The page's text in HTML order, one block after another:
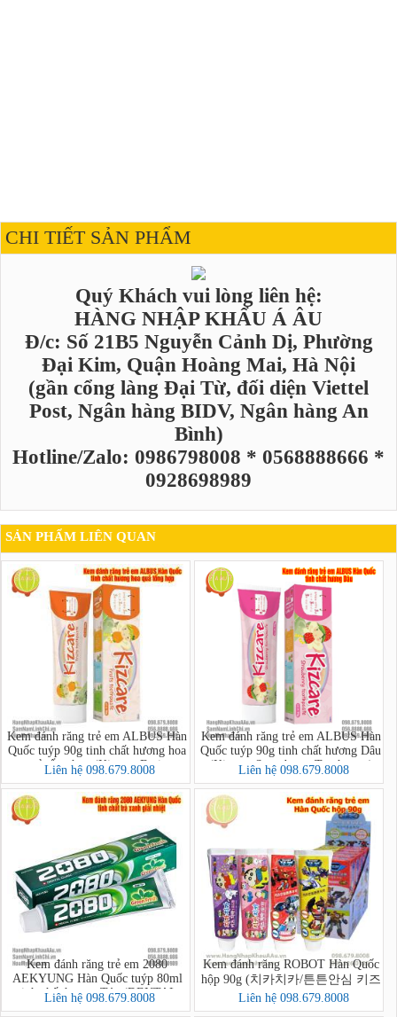
CHI TIẾT SẢN PHẨM
Quý Khách vui lòng liên hệ:
HÀNG NHẬP KHẨU Á ÂU
Đ/c: Số 21B5 Nguyễn Cảnh Dị, Phường
Đại Kim, Quận Hoàng Mai, Hà Nội
(gần cổng làng Đại Từ, đối diện Viettel
Post, Ngân hàng BIDV, Ngân hàng An
Bình)
Hotline/Zalo: 0986798008 * 0568888666 *
0928698989
SẢN PHẨM LIÊN QUAN
Kem đánh răng trẻ em ALBUS Hàn
Quốc tuýp 90g tinh chất hương hoa
quả tổng hợp (Kizcare Fruits
Toothpaste)
Liên hệ 098.679.8008
Kem đánh răng trẻ em ALBUS Hàn
Quốc tuýp 90g tinh chất hương Dâu
(Kizcare Strawberry Toothpaste)
Liên hệ 098.679.8008
Kem đánh răng trẻ em 2080
AEKYUNG Hàn Quốc tuýp 80ml
tinh chất hương Táo (DENTAL
CLINIC 2080 Kids Toothpaste
Liên hệ 098.679.8008
Kem đánh răng ROBOT Hàn Quốc
hộp 90g (치카치카/튼튼안심 키즈
치약)
Liên hệ 098.679.8008